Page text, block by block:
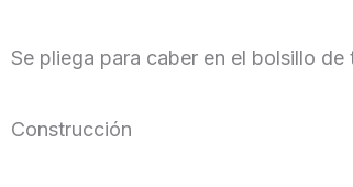
Se pliega para caber en el bolsillo de
Construcción